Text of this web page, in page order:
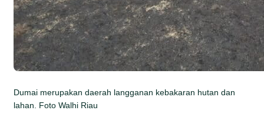
Dumai merupakan daerah langganan kebakaran hutan dan
lahan. Foto Walhi Riau